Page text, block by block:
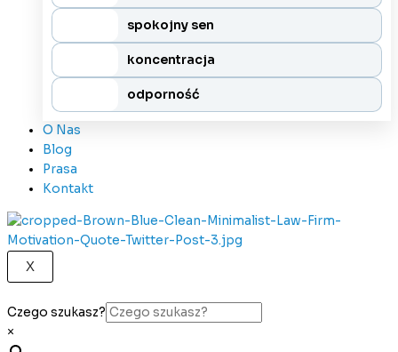
spokojny sen
koncentracja
odporność
O Nas
Blog
Prasa
Kontakt
X
Czego szukasz?
×